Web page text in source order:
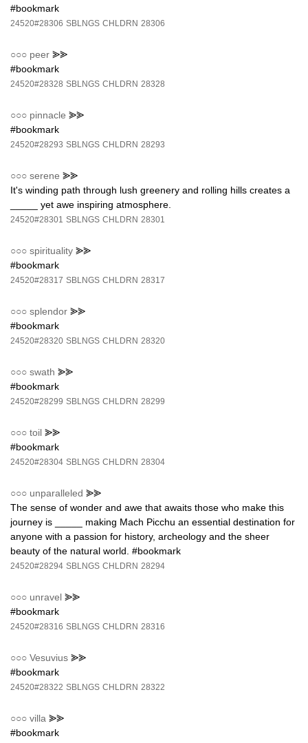
#bookmark
24520#28306 SBLNGS CHLDRN 28306
○○○ peer ⪢⪢
#bookmark
24520#28328 SBLNGS CHLDRN 28328
○○○ pinnacle ⪢⪢
#bookmark
24520#28293 SBLNGS CHLDRN 28293
○○○ serene ⪢⪢
It's winding path through lush greenery and rolling hills creates a
_____ yet awe inspiring atmosphere.
24520#28301 SBLNGS CHLDRN 28301
○○○ spirituality ⪢⪢
#bookmark
24520#28317 SBLNGS CHLDRN 28317
○○○ splendor ⪢⪢
#bookmark
24520#28320 SBLNGS CHLDRN 28320
○○○ swath ⪢⪢
#bookmark
24520#28299 SBLNGS CHLDRN 28299
○○○ toil ⪢⪢
#bookmark
24520#28304 SBLNGS CHLDRN 28304
○○○ unparalleled ⪢⪢
The sense of wonder and awe that awaits those who make this
journey is _____ making Mach Picchu an essential destination for
anyone with a passion for history, archeology and the sheer
beauty of the natural world. #bookmark
24520#28294 SBLNGS CHLDRN 28294
○○○ unravel ⪢⪢
#bookmark
24520#28316 SBLNGS CHLDRN 28316
○○○ Vesuvius ⪢⪢
#bookmark
24520#28322 SBLNGS CHLDRN 28322
○○○ villa ⪢⪢
#bookmark